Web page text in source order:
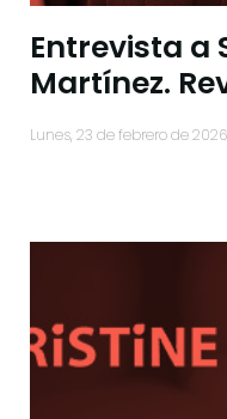
Entrevista a
Martínez.
lunes, 23 de febrero de 2026